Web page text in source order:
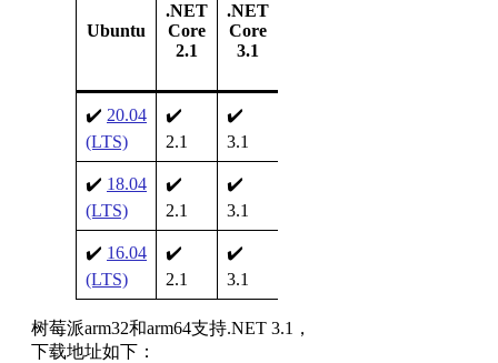
Ubuntu
.NET
Core
2.1
.NET
Core
3.1
✔️ 20.04
(LTS)
✔️
2.1
✔️
3.1
✔️ 18.04
(LTS)
✔️
2.1
✔️
3.1
✔️ 16.04
(LTS)
✔️
2.1
✔️
3.1
树莓派arm32和arm64支持.NET 3.1，
下载地址如下：